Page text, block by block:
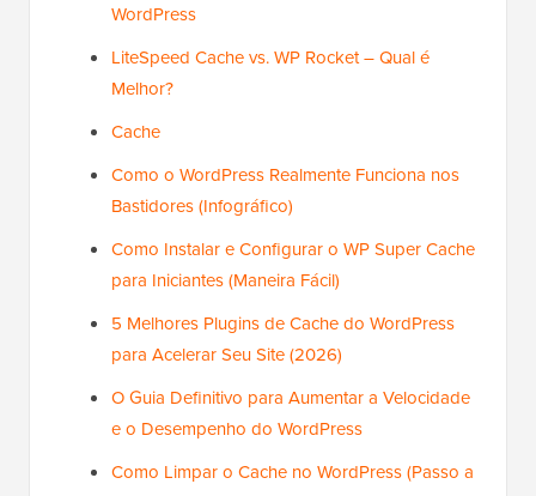
WordPress
LiteSpeed Cache vs. WP Rocket – Qual é
Melhor?
Cache
Como o WordPress Realmente Funciona nos
Bastidores (Infográfico)
Como Instalar e Configurar o WP Super Cache
para Iniciantes (Maneira Fácil)
5 Melhores Plugins de Cache do WordPress
para Acelerar Seu Site (2026)
O Guia Definitivo para Aumentar a Velocidade
e o Desempenho do WordPress
Como Limpar o Cache no WordPress (Passo a